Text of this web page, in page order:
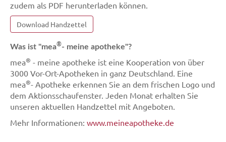
zudem als PDF herunterladen können.
Download Handzettel
Was ist "mea®- meine apotheke"?
mea® - meine apotheke ist eine Kooperation von über
3000 Vor-Ort-Apotheken in ganz Deutschland. Eine
mea®- Apotheke erkennen Sie an dem frischen Logo und
dem Aktionsschaufenster. Jeden Monat erhalten Sie
unseren aktuellen Handzettel mit Angeboten.
Mehr Informationen: www.meineapotheke.de